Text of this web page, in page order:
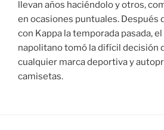
llevan años haciéndolo y otros,
en ocasiones puntuales. Después
con Kappa la temporada pasada,
napolitano tomó la difícil decisión
cualquier marca deportiva y
camisetas.